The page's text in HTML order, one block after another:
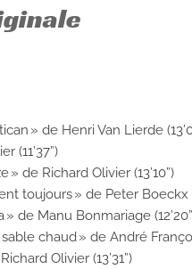
» de Henri Van Lierde
(11’37”)
de Richard Olivier (13’10”)
toujours » de Peter Boeckx
de Manu Bonmariage
chaud » de André
Olivier (13’31”)